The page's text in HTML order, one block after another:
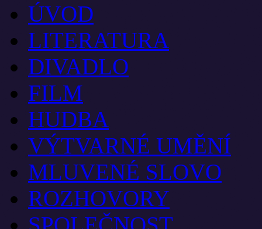
ÚVOD
LITERATURA
DIVADLO
FILM
HUDBA
VÝTVARNÉ UMĚNÍ
MLUVENÉ SLOVO
ROZHOVORY